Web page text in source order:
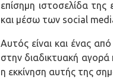
επίσημη ιστοσελίδα
και μέσω των social
Αυτός είναι και ένας
στην διαδικτυακή αγορά
η εκκίνηση αυτής της